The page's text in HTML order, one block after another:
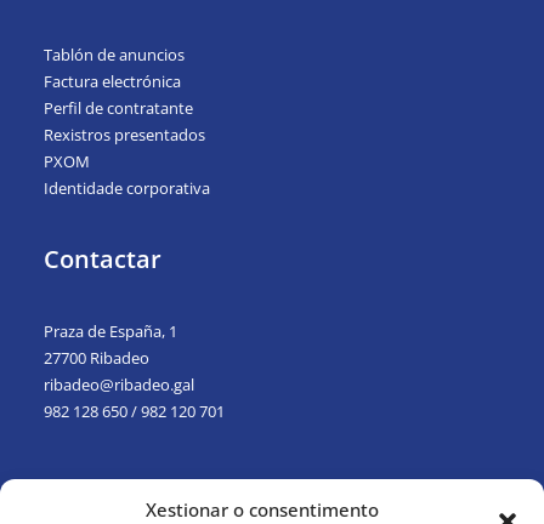
Xestionar o consentimento
Tablón de anuncios
Factura electrónica
Perfil de contratante
Rexistros presentados
PXOM
Identidade corporativa
Contactar
Praza de España, 1
27700 Ribadeo
ribadeo@ribadeo.gal
982 128 650/982 120 701